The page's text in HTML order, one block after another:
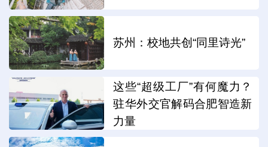
苏州：校地共创“同里诗光”
这些“超级工厂”有何魔力？
驻华外交官解码合肥智造新
力量